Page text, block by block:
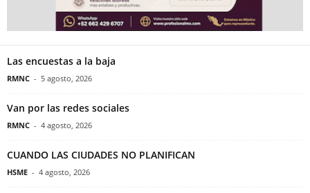
Las encuestas a la baja
RMNC - 5 agosto, 2026
Van por las redes sociales
RMNC - 4 agosto, 2026
CUANDO LAS CIUDADES NO PLANIFICAN
HSME - 4 agosto, 2026